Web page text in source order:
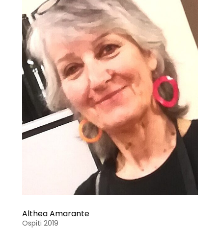
Althea Amarante
Ospiti 2019